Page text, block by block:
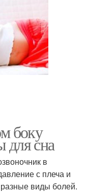
боку
для сна
в
с плеча и
виды болей.